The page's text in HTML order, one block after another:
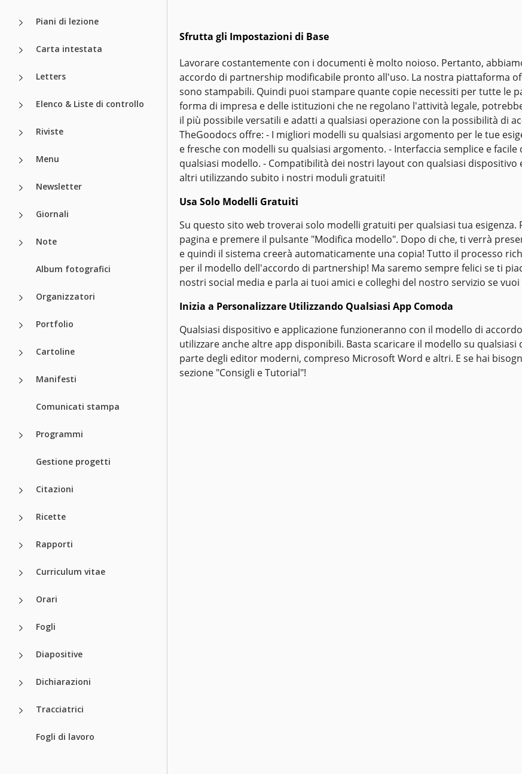
Piani di lezione
Carta intestata
Letters
Elenco & Liste di controllo
Riviste
Menu
Newsletter
Giornali
Note
Album fotografici
Organizzatori
Portfolio
Cartoline
Manifesti
Comunicati stampa
Programmi
Gestione progetti
Citazioni
Ricette
Rapporti
Curriculum vitae
Orari
Fogli
Diapositive
Dichiarazioni
Tracciatrici
Fogli di lavoro
Sfrutta gli Impostazioni di Base
Lavorare costantemente con i documenti è molto noioso. Pertanto,
accordo di partnership modificabile pronto all'uso. La nostra piattaforma
sono stampabili. Quindi puoi stampare quante copie necessiti per tutte le
forma di impresa e delle istituzioni che ne regolano l'attività legale,
il più possibile versatili e adatti a qualsiasi operazione con la possibilità di
TheGoodocs offre: - I migliori modelli su qualsiasi argomento per le tue
e fresche con modelli su qualsiasi argomento. - Interfaccia semplice e
qualsiasi modello. - Compatibilità dei nostri layout con qualsiasi
altri utilizzando subito i nostri moduli gratuiti!
Usa Solo Modelli Gratuiti
Su questo sito web troverai solo modelli gratuiti per qualsiasi tua esigenza.
pagina e premere il pulsante "Modifica modello". Dopo di che, ti verrà
e quindi il sistema creerà automaticamente una copia! Tutto il processo
per il modello dell'accordo di partnership! Ma saremo sempre felici se ti
nostri social media e parla ai tuoi amici e colleghi del nostro servizio se
Inizia a Personalizzare Utilizzando Qualsiasi App Comoda
Qualsiasi dispositivo e applicazione funzioneranno con il modello di
utilizzare anche altre app disponibili. Basta scaricare il modello su
parte degli editor moderni, compreso Microsoft Word e altri. E se hai
sezione "Consigli e Tutorial"!